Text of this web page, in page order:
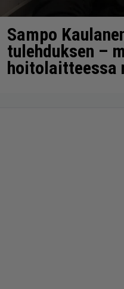
Sampo
tulehduksen –
hoitolaitteessa